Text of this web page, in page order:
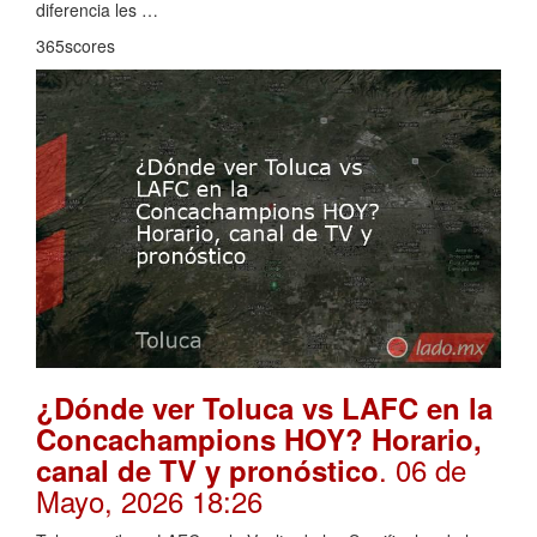
diferencia les …
365scores
¿Dónde ver Toluca vs LAFC en la
Concachampions HOY? Horario,
canal de TV y pronóstico. 06 de
Mayo, 2026 18:26